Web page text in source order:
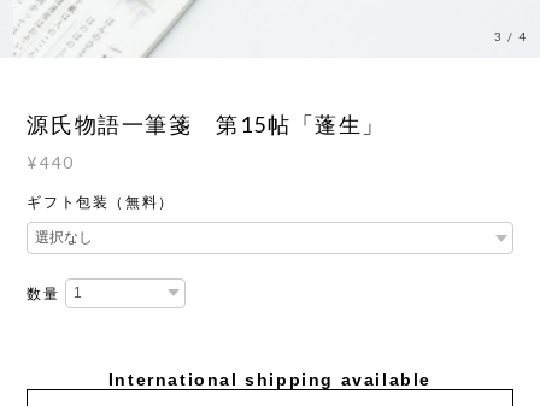
3 /4
源氏物語一筆箋 第15帖「蓬生」
¥440
ギフト包装（無料）
数量
International shipping available